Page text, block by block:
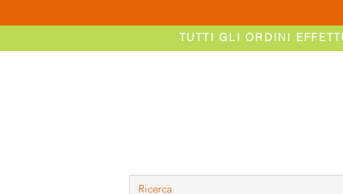
TUTTI GLI ORDINI